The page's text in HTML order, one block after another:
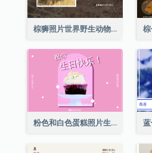
棕狮照片世界野生动物日明信片
粉色和白色蛋糕照片生日明信片